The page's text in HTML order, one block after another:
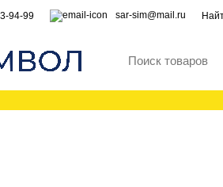
94-99 sar-sim@mail.ru